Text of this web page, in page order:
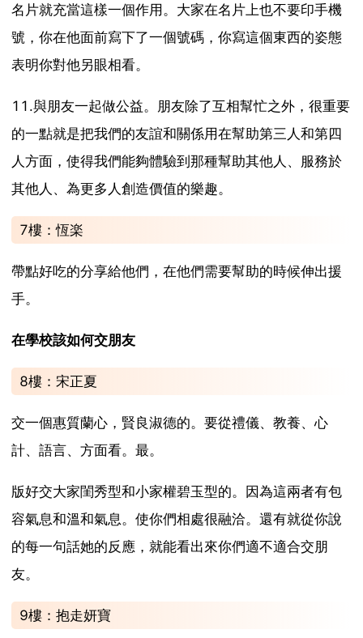
名片就充當這樣一個作用。大家在名片上也不要印手機
號，你在他面前寫下了一個號碼，你寫這個東西的姿態
表明你對他另眼相看。
11.與朋友一起做公益。朋友除了互相幫忙之外，很重要
的一點就是把我們的友誼和關係用在幫助第三人和第四
人方面，使得我們能夠體驗到那種幫助其他人、服務於
其他人、為更多人創造價值的樂趣。
7樓：恆楽
帶點好吃的分享給他們，在他們需要幫助的時候伸出援
手。
在學校該如何交朋友
8樓：宋正夏
交一個惠質蘭心，賢良淑德的。要從禮儀、教養、心
計、語言、方面看。最。
版好交大家閨秀型和小家權碧玉型的。因為這兩者有包
容氣息和溫和氣息。使你們相處很融洽。還有就從你說
的每一句話她的反應，就能看出來你們適不適合交朋
友。
9樓：抱走妍寶